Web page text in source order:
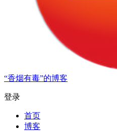
“香烟有毒”的博客
登录
首页
博客